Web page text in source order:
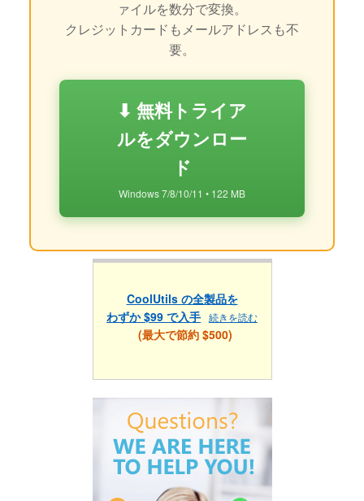
ァイルを数分で変換。
クレジットカードもメールアドレスも不
要。
⬇ 無料トライア
ルをダウンロー
ド
Windows 7/8/10/11 • 122 MB
CoolUtils の全製品を
わずか $99 で入手 続きを読む
(最大で節約 $500)